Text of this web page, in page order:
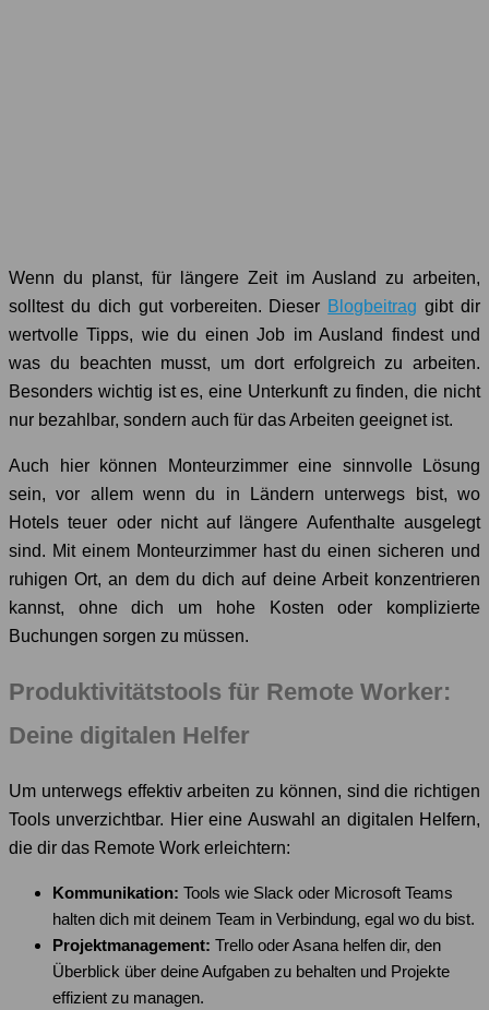
Wenn du planst, für längere Zeit im Ausland zu arbeiten,
solltest du dich gut vorbereiten. Dieser Blogbeitrag gibt dir
wertvolle Tipps, wie du einen Job im Ausland findest und
was du beachten musst, um dort erfolgreich zu arbeiten.
Besonders wichtig ist es, eine Unterkunft zu finden, die nicht
nur bezahlbar, sondern auch für das Arbeiten geeignet ist.
Auch hier können Monteurzimmer eine sinnvolle Lösung
sein, vor allem wenn du in Ländern unterwegs bist, wo
Hotels teuer oder nicht auf längere Aufenthalte ausgelegt
sind. Mit einem Monteurzimmer hast du einen sicheren und
ruhigen Ort, an dem du dich auf deine Arbeit konzentrieren
kannst, ohne dich um hohe Kosten oder komplizierte
Buchungen sorgen zu müssen.
Produktivitätstools für Remote Worker:
Deine digitalen Helfer
Um unterwegs effektiv arbeiten zu können, sind die richtigen
Tools unverzichtbar. Hier eine Auswahl an digitalen Helfern,
die dir das Remote Work erleichtern:
Kommunikation: Tools wie Slack oder Microsoft Teams
halten dich mit deinem Team in Verbindung, egal wo du bist.
Projektmanagement: Trello oder Asana helfen dir, den
Überblick über deine Aufgaben zu behalten und Projekte
effizient zu managen.